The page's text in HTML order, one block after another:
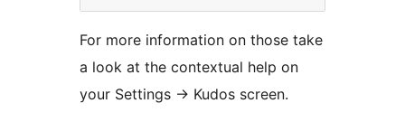
For more information on those take
a look at the contextual help on
your Settings -> Kudos screen.